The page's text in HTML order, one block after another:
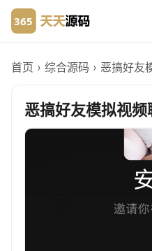
首页 › 综合源码 › 恶搞好友
恶搞好友模拟视